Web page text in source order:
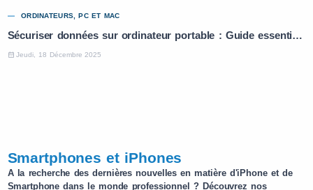
ORDINATEURS, PC ET MAC
Sécuriser données sur ordinateur portable : Guide essentiel en 5 étapes
Jeudi, 18 Décembre 2025
Smartphones et iPhones
A la recherche des dernières nouvelles en matière d'iPhone et de
Smartphone dans le monde professionnel ? Découvrez nos